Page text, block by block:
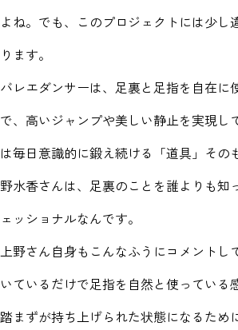
よね。でも、このプロジェクトには少し
ります。
バレエダンサーは、足裏と足指を自在に
で、高いジャンプや美しい静止を実現し
は毎日意識的に鍛え続ける「道具」その
野水香さんは、足裏のことを誰よりも知
ェッショナルなんです。
上野さん自身もこんなふうにコメントし
いているだけで足指を自然と使っている
踏まずが持ち上げられた状態になるため
「筋肉使用量が131%アップ」って、